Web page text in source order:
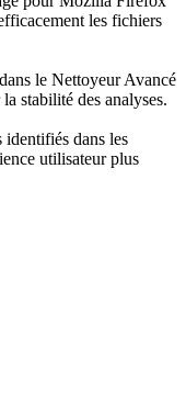
les fichiers
le Nettoyeur Avancé
stabilité des analyses.
dans les
utilisateur plus